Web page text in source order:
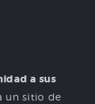
a sus
un sitio de